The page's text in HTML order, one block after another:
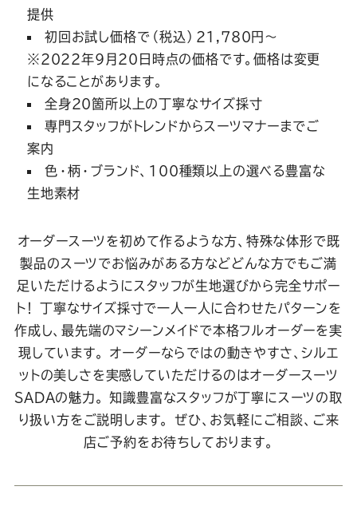
提供
初回お試し価格で（税込）21,780円～
※2022年9月20日時点の価格です。価格は変更
になることがあります。
全身20箇所以上の丁寧なサイズ採寸
専門スタッフがトレンドからスーツマナーまでご
案内
色・柄・ブランド、100種類以上の選べる豊富な
生地素材
オーダースーツを初めて作るような方、特殊な体形で既
製品のスーツでお悩みがある方などどんな方でもご満
足いただけるようにスタッフが生地選びから完全サポー
ト！ 丁寧なサイズ採寸で一人一人に合わせたパターンを
作成し、最先端のマシーンメイドで本格フルオーダーを実
現しています。 オーダーならではの動きやすさ、シルエ
ットの美しさを実感していただけるのはオーダースーツ
SADAの魅力。知識豊富なスタッフが丁寧にスーツの取
り扱い方をご説明します。 ぜひ、お気軽にご相談、ご来
店ご予約をお待ちしております。